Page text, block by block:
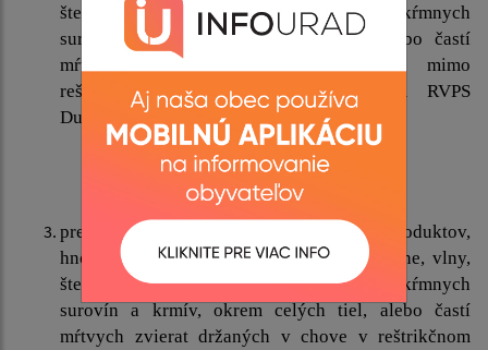
štetiny, perie, sena, slamy, hnojovice, kŕmnych
surovín a krmív, okrem celých tiel, alebo častí
mŕtvych zvierat držaných v chove mimo
reštrikčných pásiem, len so súhlasom RVPS
Dunajská Streda.
premiestňovanie vedľajších živočíšnych produktov,
hnoja, vrátane podstielky, steliva, kože, usne, vlny,
štetiny, perie, sena, slamy, hnojovice, kŕmnych
surovín a krmív, okrem celých tiel, alebo častí
mŕtvych zvierat držaných v chove v reštrikčnom